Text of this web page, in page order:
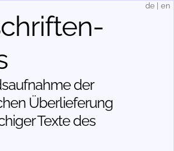
der
Über­lieferung
Texte des
de en